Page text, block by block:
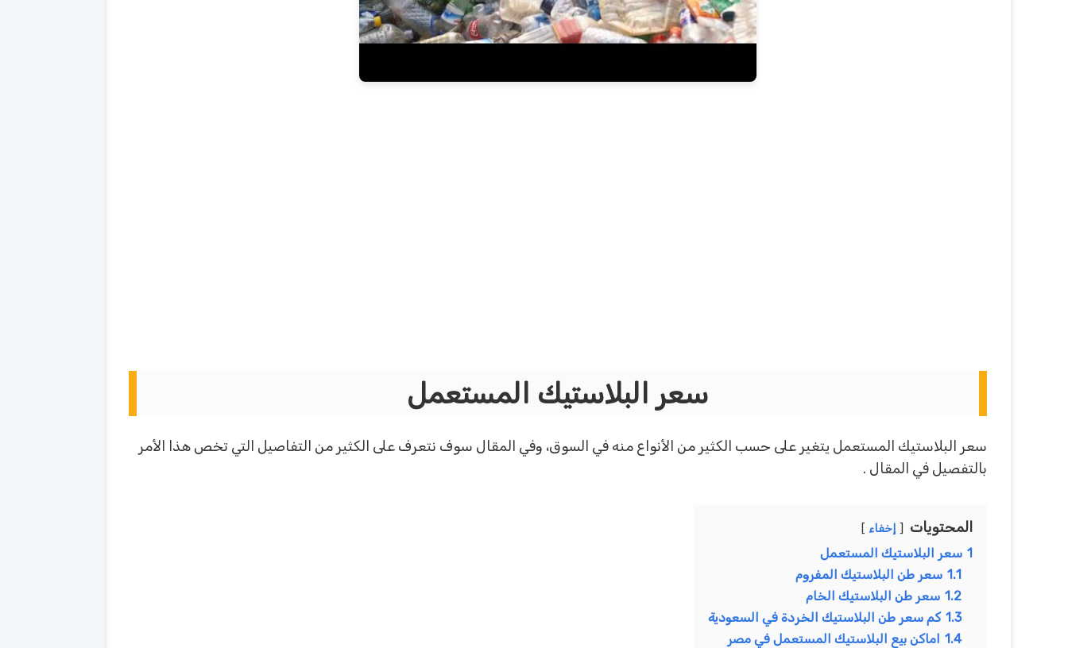
سعر البلاستيك المستعمل
سعر البلاستيك المستعمل يتغير على حسب الكثير من الأنواع منه في السوق، وفي المقال سوف نتعرف على الكثير من التفاصيل التي تخص هذا الأمر
بالتفصيل في المقال .
المحتويات إخفاء
1 سعر البلاستيك المستعمل
1.1 سعر طن البلاستيك المفروم
1.2 سعر طن البلاستيك الخام
1.3 كم سعر طن البلاستيك الخردة في السعودية
1.4 اماكن بيع البلاستيك المستعمل في مصر